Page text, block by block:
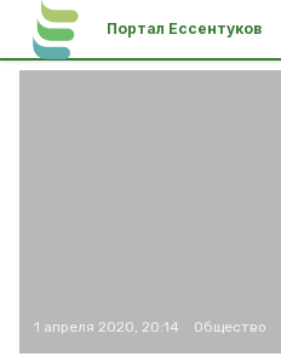
Портал Ессентуков
1 апреля 2020, 20:14 Общество